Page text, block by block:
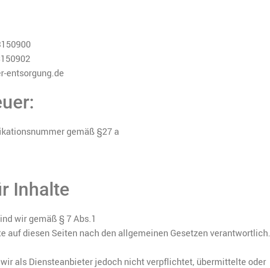
entsorgung.de
gemäß §27 a
Inhalte
wir gemäß § 7 Abs.1
auf diesen Seiten nach den allgemeinen Gesetzen verantwortlich.
als Diensteanbieter jedoch nicht verpflichtet, übermittelte oder